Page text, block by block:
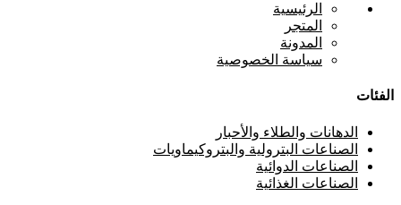
الرئيسية
المتجر
المدونة
سياسة الخصوصية
الفئات
⁠الدهانات والطلاء والأحبار
الصناعات البترولية والبتروكيماويات
الصناعات الدوائية
الصناعات الغذائية